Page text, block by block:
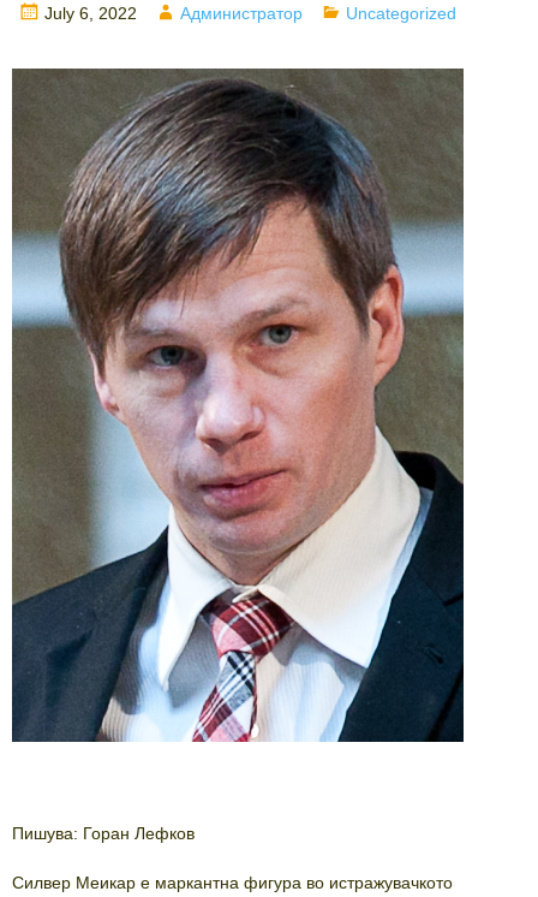
Posted
July 6, 2022 Author
Администратор Categories
Uncategorized
Пишува: Горан Лефков
Силвер Меикар е маркантна фигура во истражувачкото